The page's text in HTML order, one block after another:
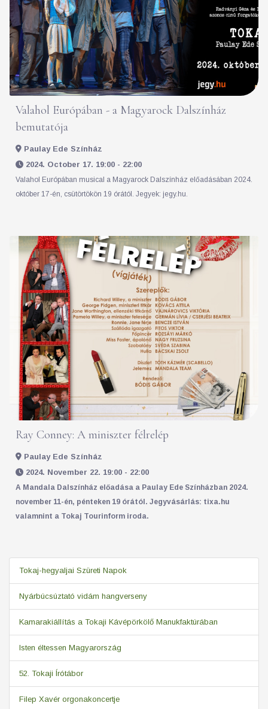
Valahol Európában - a Magyarock Dalszínház
bemutatója
Paulay Ede Színház
2024. October 17. 19:00 - 22:00
Valahol Európában musical a Magyarock Dalszínház előadásában 2024.
október 17-én, csütörtökön 19 órától. Jegyek: jegy.hu.
Ray Conney: A miniszter félrelép
Paulay Ede Színház
2024. November 22. 19:00 - 22:00
A Mandala Dalszínház előadása a Paulay Ede Színházban 2024.
november 11-én, pénteken 19 órától. Jegyvásárlás: tixa.hu
valamnint a Tokaj Tourinform iroda.
Tokaj-hegyaljai Szüreti Napok
Nyárbúcsúztató vidám hangverseny
Kamarakiállítás a Tokaji Kávépörkölő Manukfaktúrában
Isten éltessen Magyarország
52. Tokaji Írótábor
Filep Xavér orgonakoncertje